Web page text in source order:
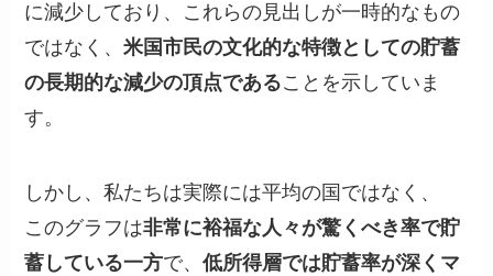
に減少しており、これらの見出しが一時的なもの
ではなく、米国市民の文化的な特徴としての貯蓄
の長期的な減少の頂点であることを示していま
す。
しかし、私たちは実際には平均の国ではなく、
このグラフは非常に裕福な人々が驚くべき率で貯
蓄している一方で、低所得層では貯蓄率が深くマ